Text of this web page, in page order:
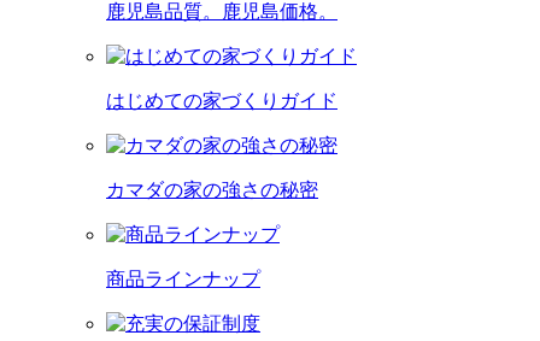
鹿児島品質。鹿児島価格。
はじめての家づくりガイド
カマダの家の強さの秘密
商品ラインナップ